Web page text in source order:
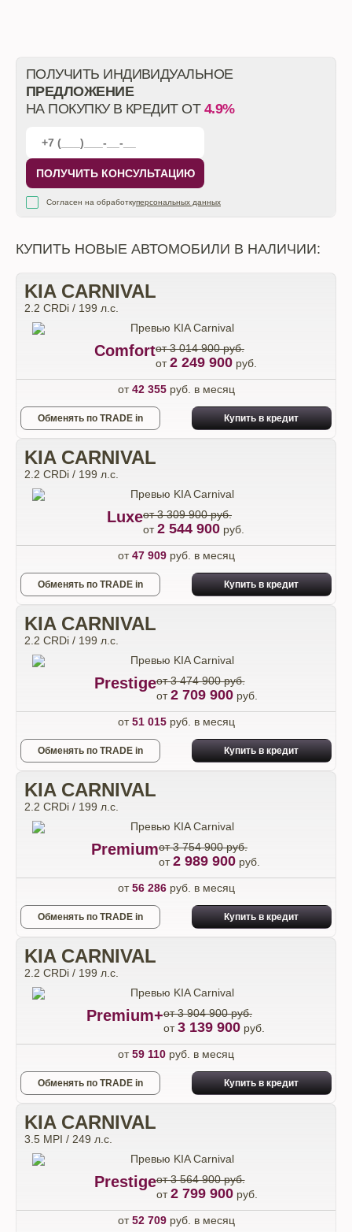
ПОЛУЧИТЬ ИНДИВИДУАЛЬНОЕ
ПРЕДЛОЖЕНИЕ
НА ПОКУПКУ В КРЕДИТ ОТ 4.9%
ПОЛУЧИТЬ КОНСУЛЬТАЦИЮ
Согласен на обработкуперсональных данных
КУПИТЬ НОВЫЕ АВТОМОБИЛИ В НАЛИЧИИ:
KIA CARNIVAL
2.2 CRDi / 199 л.с.
Comfortот 3 014 900 руб.
от2 249 900 руб.
от42 355руб. в месяц
Обменять по TRADE in Купить в кредит
KIA CARNIVAL
2.2 CRDi / 199 л.с.
Luxeот 3 309 900 руб.
от2 544 900 руб.
от47 909руб. в месяц
Обменять по TRADE in Купить в кредит
KIA CARNIVAL
2.2 CRDi / 199 л.с.
Prestigeот 3 474 900 руб.
от2 709 900руб.
от51 015руб. в месяц
Обменять по TRADE in Купить в кредит
KIA CARNIVAL
2.2 CRDi / 199 л.с.
Premiumот 3 754 900 руб.
от2 989 900 руб.
от56 286руб. в месяц
Обменять по TRADE in Купить в кредит
KIA CARNIVAL
2.2 CRDi / 199 л.с.
Premium+от 3 904 900 руб.
от3 139 900 руб.
от59 110 руб. в месяц
Обменять по TRADE in Купить в кредит
KIA CARNIVAL
3.5 MPI / 249 л.с.
Prestigeот 3 564 900 руб.
от2 799 900руб.
от52 709руб. в месяц